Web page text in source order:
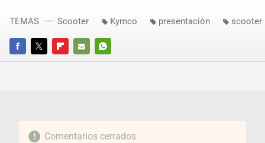
FACEBOOKTWITTERFLIPBOARD
E-
WHATSAPP
TEMAS Scooter Kymco presentación scooter
Comentarios cerrados